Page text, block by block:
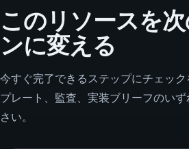
このリソースを
ンに変える
今すぐ完了できるステップにチェッ
プレート、監査、実装ブリーフのい
さい。